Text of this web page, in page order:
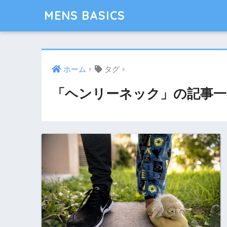
MENS BASICS
ホーム タグ
「ヘンリーネック」の記事